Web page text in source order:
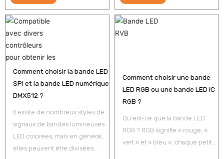
Comment choisir la bande LED
SPI et la bande LED numérique
DMX512 ?
Il existe de nombreux styles de
signaux de bandes lumineuses
LED colorées, mais en général,
elles peuvent être divisées...
Comment choisir une bande
LED RGB ou une bande LED IC
RGB ?
Qu'est-ce que la bande LED
RGB ? RGB signifie « rouge, «
vert » et « bleu », chaque petit...